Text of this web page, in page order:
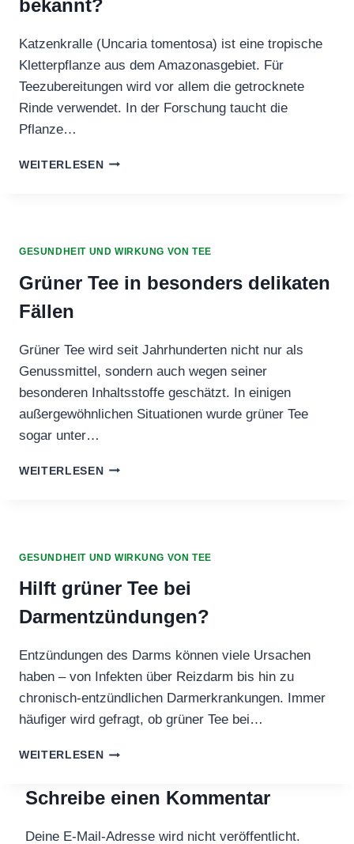
bekannt?
Katzenkralle (Uncaria tomentosa) ist eine tropische
Kletterpflanze aus dem Amazonasgebiet. Für
Teezubereitungen wird vor allem die getrocknete
Rinde verwendet. In der Forschung taucht die
Pflanze…
WEITERLESENKATZENKRALLE
BEKANNT?
GESUNDHEIT UND WIRKUNG VON TEE
Grüner Tee in besonders delikaten
Fällen
Grüner Tee wird seit Jahrhunderten nicht nur als
Genussmittel, sondern auch wegen seiner
besonderen Inhaltsstoffe geschätzt. In einigen
außergewöhnlichen Situationen wurde grüner Tee
sogar unter…
WEITERLESENGRÜNER
GESUNDHEIT UND WIRKUNG VON TEE
Hilft grüner Tee bei
Darmentzündungen?
Entzündungen des Darms können viele Ursachen
haben – von Infekten über Reizdarm bis hin zu
chronisch-entzündlichen Darmerkrankungen. Immer
häufiger wird gefragt, ob grüner Tee bei…
WEITERLESENHILFT
BEI
Schreibe einen Kommentar
Deine E-Mail-Adresse wird nicht veröffentlicht.